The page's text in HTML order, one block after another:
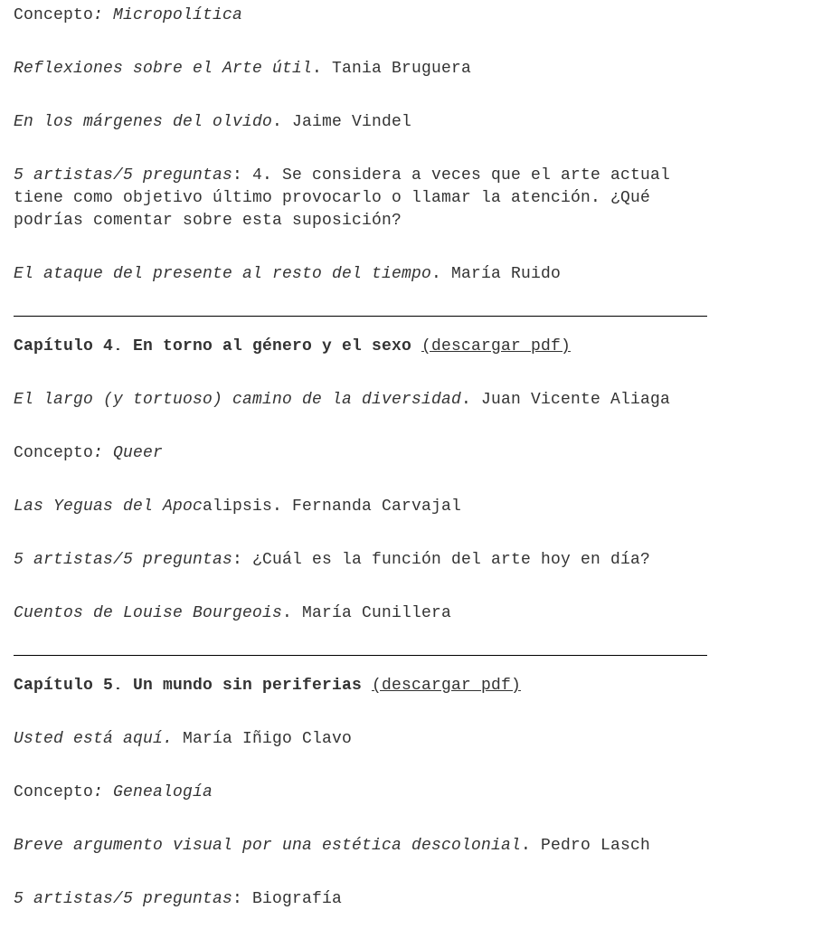
Concepto : Micropolítica
Reflexiones sobre el Arte útil . Tania Bruguera
En los márgenes del olvido . Jaime Vindel
5 artistas/5 preguntas : 4. Se considera a veces que el arte actual
tiene como objetivo último provocarlo o llamar la atención. ¿Qué
podrías comentar sobre esta suposición?
El ataque del presente al resto del tiempo . María Ruido
Capítulo 4. En torno al género y el sexo (descargar pdf)
El largo (y tortuoso) camino de la diversidad . Juan Vicente Aliaga
Concepto : Queer
Las Yeguas del Apocalipsis. Fernanda Carvajal
5 artistas/5 preguntas : ¿Cuál es la función del arte hoy en día?
Cuentos de Louise Bourgeois . María Cunillera
Capítulo 5. Un mundo sin periferias (descargar pdf)
Usted está aquí. María Iñigo Clavo
Concepto : Genealogía
Breve argumento visual por una estética descolonial . Pedro Lasch
5 artistas/5 preguntas : Biografía